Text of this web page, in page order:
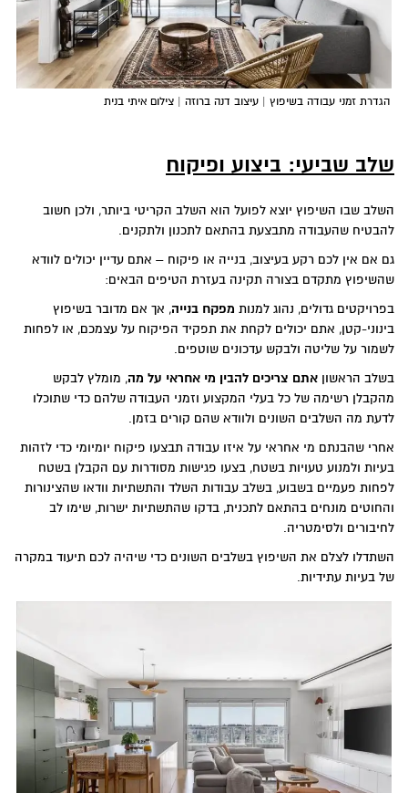
הגדרת זמני עבודה בשיפוץ | עיצוב דנה ברוזה | צילום איתי בנית
שלב שביעי: ביצוע ופיקוח
השלב שבו השיפוץ יוצא לפועל הוא השלב הקריטי ביותר, ולכן חשוב
להבטיח שהעבודה מתבצעת בהתאם לתכנון ולתקנים.
גם אם אין לכם רקע בעיצוב, בנייה או פיקוח – אתם עדיין יכולים לוודא
שהשיפוץ מתקדם בצורה תקינה בעזרת הטיפים הבאים:
בפרויקטים גדולים, נהוג למנות מפקח בנייה, אך אם מדובר בשיפוץ
בינוני-קטן, אתם יכולים לקחת את תפקיד הפיקוח על עצמכם, או לפחות
לשמור על שליטה ולבקש עדכונים שוטפים.
בשלב הראשון אתם צריכים להבין מי אחראי על מה, מומלץ לבקש
מהקבלן רשימה של כל בעלי המקצוע וזמני העבודה שלהם כדי שתוכלו
לדעת מה השלבים השונים ולוודא שהם קורים בזמן.
אחרי שהבנתם מי אחראי על איזו עבודה תבצעו פיקוח יומיומי כדי לזהות
בעיות ולמנוע טעויות בשטח, בצעו פגישות מסודרות עם הקבלן בשטח
לפחות פעמיים בשבוע, בשלב עבודות השלד והתשתיות וודאו שהצינורות
והחוטים מונחים בהתאם לתכנית, בדקו שהתשתיות ישרות, שימו לב
לחיבורים ולסימטריה.
השתדלו לצלם את השיפוץ בשלבים השונים כדי שיהיה לכם תיעוד במקרה
של בעיות עתידיות.